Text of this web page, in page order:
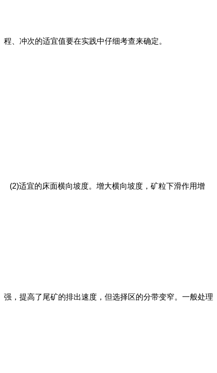
程、冲次的适宜值要在实践中仔细考查来确定。
(2)适宜的床面横向坡度。增大横向坡度，矿粒下滑作用增
强，提高了尾矿的排出速度，但选择区的分带变窄。一般处理